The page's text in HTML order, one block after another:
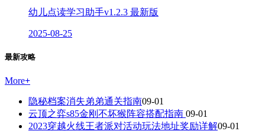
幼儿点读学习助手v1.2.3 最新版
2025-08-25
最新攻略
More+
隐秘档案消失弟弟通关指南09-01
云顶之弈s85金刚不坏猴阵容搭配指南 09-01
2023穿越火线王者派对活动玩法地址奖励详解09-01